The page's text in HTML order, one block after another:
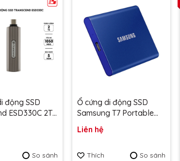
động SSD
ESD330C 2TB
- Bảo
So sánh
Ổ cứng di động SSD
Samsung T7 Portable
Indigo MU-PC2T0H/WW
Liên hệ
Thích So sánh